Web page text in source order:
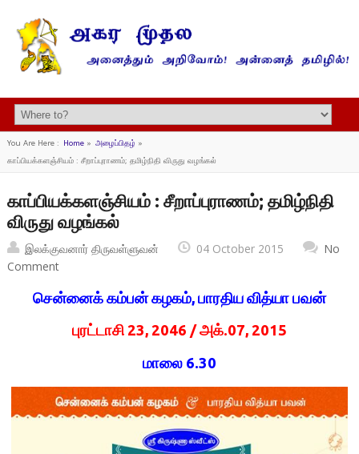
You Are Here : Home» அழைப்பிதழ் »
காப்பியக்களஞ்சியம் : சீறாப்புராணம்; தமிழ்நிதி விருது வழங்கல்
காப்பியக்களஞ்சியம் : சீறாப்புராணம்; தமிழ்நிதி
விருது வழங்கல்
இலக்குவனார் திருவள்ளுவன் 04 October 2015
No
Comment
சென்னைக் கம்பன் கழகம், பாரதிய வித்யா பவன்
புரட்டாசி 23, 2046 / அக்.07, 2015
மாலை 6.30